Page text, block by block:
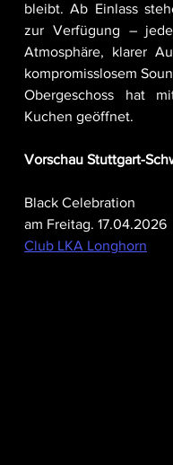
bleibt. Ab Einlass
zur Verfügung –
Atmosphäre, klarer
kompromisslosem
Obergeschoss hat
Kuchen geöffnet.
Vorschau Stuttgart-
Black Celebration
am Freitag. 17.04.2026
Club LKA Longhorn